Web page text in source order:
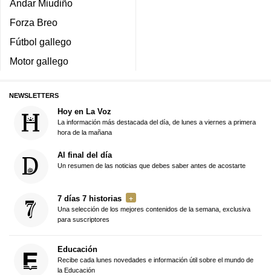
Andar Miudiño
Forza Breo
Fútbol gallego
Motor gallego
NEWSLETTERS
Hoy en La Voz
La información más destacada del día, de lunes a viernes a primera
hora de la mañana
Al final del día
Un resumen de las noticias que debes saber antes de acostarte
7 días 7 historias
Una selección de los mejores contenidos de la semana, exclusiva
para suscriptores
Educación
Recibe cada lunes novedades e información útil sobre el mundo de
la Educación